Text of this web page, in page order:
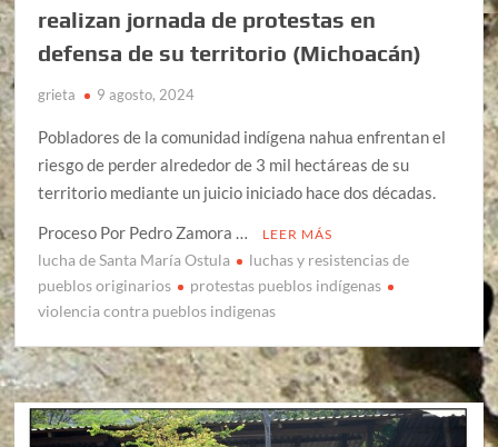
realizan jornada de protestas en
defensa de su territorio (Michoacán)
grieta 9 agosto, 2024
Pobladores de la comunidad indígena nahua enfrentan el
riesgo de perder alrededor de 3 mil hectáreas de su
territorio mediante un juicio iniciado hace dos décadas.
Proceso Por Pedro Zamora …
LEER MÁS
lucha de Santa María Ostula
luchas y resistencias de
pueblos originarios
protestas pueblos indígenas
violencia contra pueblos indigenas